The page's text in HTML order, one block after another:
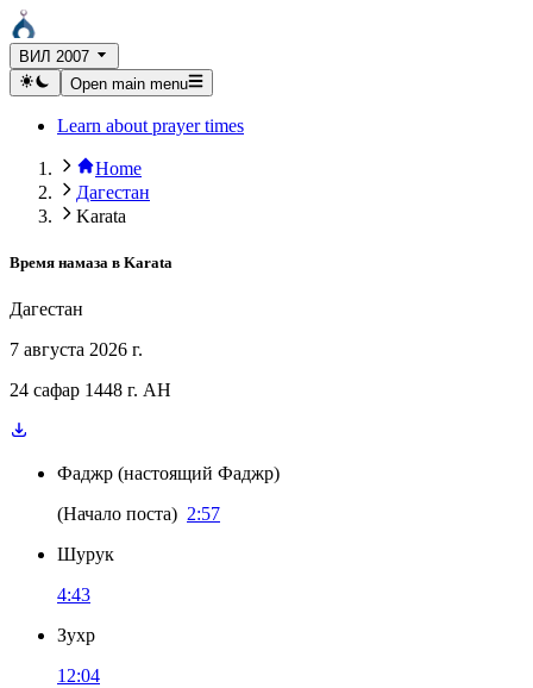
ВИЛ 2007
Open main menu
Learn about prayer times
Home
Дагестан
Karata
Время намаза в Karata
Дагестан
7 августа 2026 г.
24 сафар 1448 г. AH
Фаджр (настоящий Фаджр)
(Начало поста) 2:57
Шурук
4:43
Зухр
12:04